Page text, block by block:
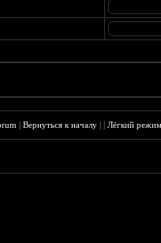
|Вернуться к началу ||Лёгкий